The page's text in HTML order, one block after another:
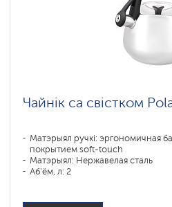
Чайнік са свістком
Матэрыял ручкі: эргономичная
покрытием soft-touch
Матэрыял: Нержавелая сталь
Аб'ём, л: 2